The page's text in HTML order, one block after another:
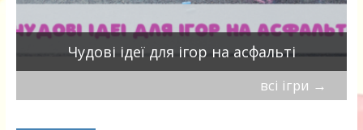
Чудові ідеї для ігор на асфальті
всі ігри →